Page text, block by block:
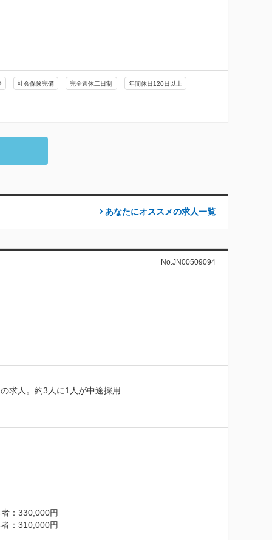
社会保険完備 完全週休二日制 年間休日120日以上
あなたにオススメの求人一覧
No.JN00509094
求人。約3人に1人が中途採用
：330,000円
：310,000円